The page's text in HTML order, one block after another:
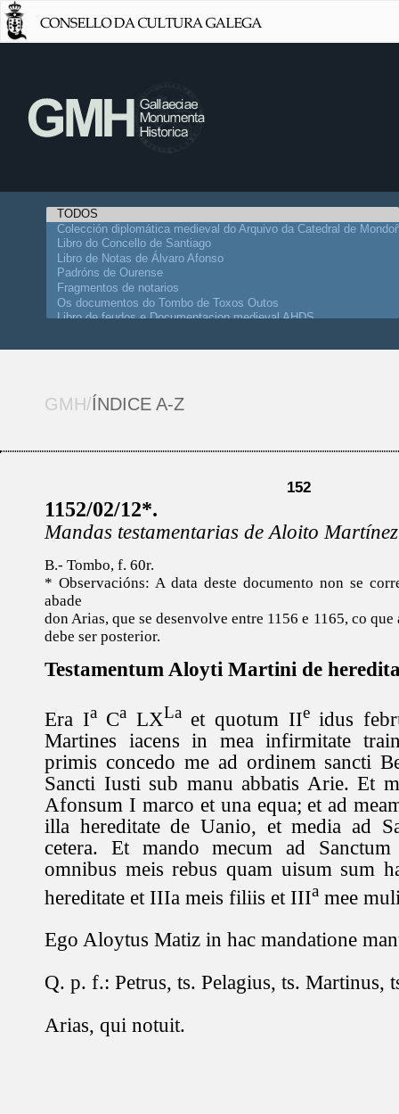
GMH/ÍNDICE A-Z
152
1152/02/12*.
Mandas testamentarias de Aloito
B.- Tombo, f. 60r.
* Observacións: A data deste documento non se
abade
don Arias, que se desenvolve entre 1156 e 1165, co
debe ser posterior.
Testamentum Aloyti Martini de
Era IaCa LXLaet quotum IIeidus
Martines iacens in mea infirmitate
primis concedo me ad ordinem sancti
Sancti Iusti sub manu abbatis Arie. Et
Afonsum I marco et una equa; et ad
illa hereditate de Uanio, et media ad
cetera. Et mando mecum ad
omnibus meis rebus quam uisum sum
hereditate et IIIa meis filiis et IIIa mee
Ego Aloytus Matiz in hac mandatione
Q. p. f.: Petrus, ts. Pelagius, ts. Martinus,
Arias, qui notuit.